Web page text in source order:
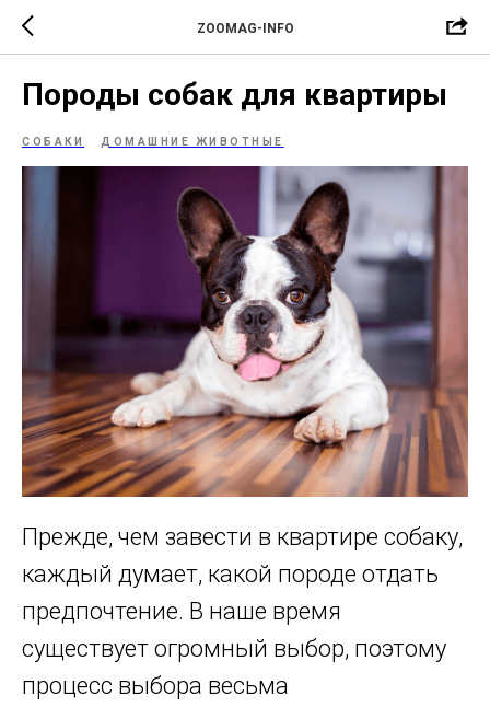
ZOOMAG-INFO
Породы собак для квартиры
СОБАКИ ДОМАШНИЕ ЖИВОТНЫЕ
Прежде, чем завести в квартире собаку,
каждый думает, какой породе отдать
предпочтение. В наше время
существует огромный выбор, поэтому
процесс выбора весьма